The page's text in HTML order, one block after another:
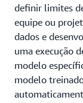
definir limites
equipe ou
dados e
uma execução
modelo
modelo